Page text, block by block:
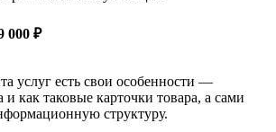
000 ₽
услуг есть свои особенности —
и как таковые карточки товара, а сами
структуру.